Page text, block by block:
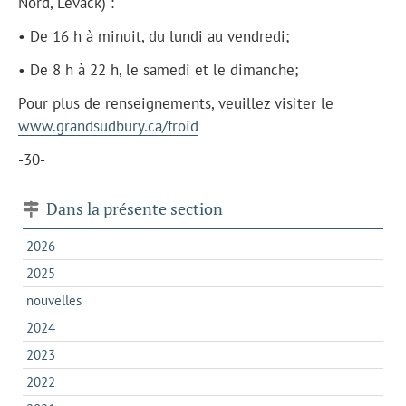
• De 16 h à minuit, du lundi au vendredi;
• De 8 h à 22 h, le samedi et le dimanche;
Pour plus de renseignements, veuillez visiter le
www.grandsudbury.ca/froid
-30-
Dans la présente section
2026
2025
nouvelles
2024
2023
2022